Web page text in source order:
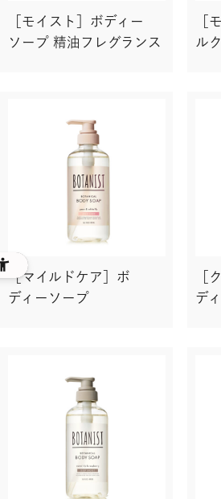
［モイスト］ボディー
ソープ 精油フレグランス
［
ル
［マイルドケア］ボ
ディーソープ
［
デ